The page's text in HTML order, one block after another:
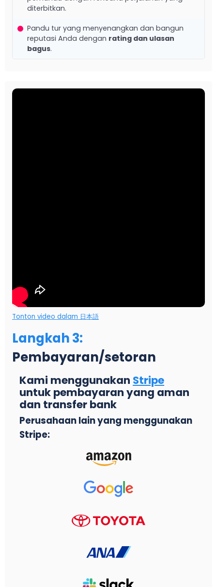
diterbitkan.
Pandu tur yang menyenangkan dan bangun
reputasi Anda dengan rating dan ulasan
bagus.
Tonton video dalam 日本語
Langkah 3:
Pembayaran/setoran
Kami menggunakan Stripe
untuk pembayaran yang aman
dan transfer bank
Perusahaan lain yang menggunakan
Stripe: